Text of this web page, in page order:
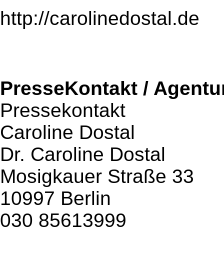
http://carolinedostal.de
PresseKontakt /
Pressekontakt
Caroline Dostal
Dr. Caroline Dostal
Mosigkauer Straße 33
10997 Berlin
030 85613999